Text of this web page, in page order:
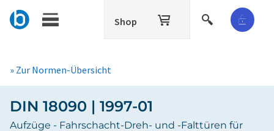
Shop
» Zur Normen-Übersicht
DIN 18090 | 1997-01
Aufzüge - Fahrschacht-Dreh- und -Falttüren für